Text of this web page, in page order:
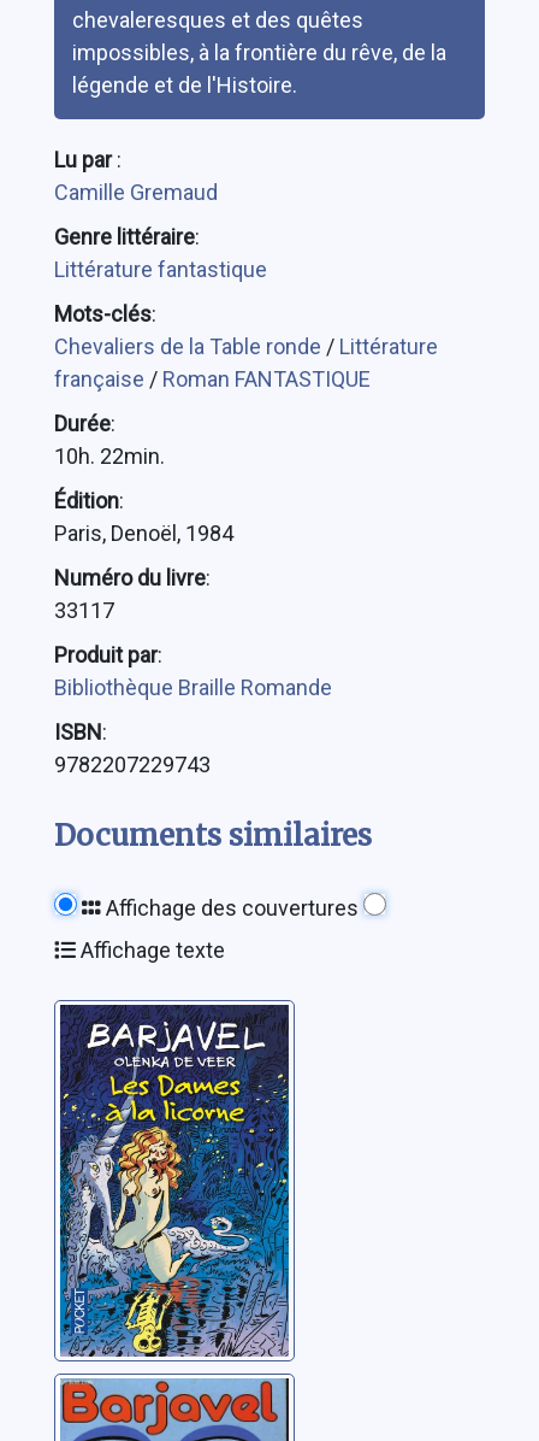
chevaleresques et des quêtes
impossibles, à la frontière du rêve, de la
légende et de l'Histoire.
Lu par:
Camille Gremaud
Genre littéraire:
Littérature fantastique
Mots-clés:
Chevaliers de la Table ronde / Littérature
française / Roman FANTASTIQUE
Durée:
10h. 22min.
Édition:
Paris, Denoël, 1984
Numéro du livre:
33117
Produit par:
Bibliothèque Braille Romande
ISBN:
9782207229743
Documents similaires
Affichage des couvertures
Affichage texte
Les dames à la
licorne
Barjavel, René
Les chemins de
Katmandou